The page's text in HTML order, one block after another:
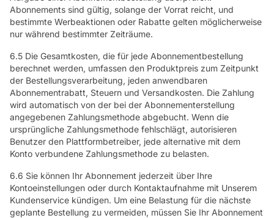
Abonnements sind gültig, solange der Vorrat reicht, und
bestimmte Werbeaktionen oder Rabatte gelten möglicherweise
nur während bestimmter Zeiträume.
6.5 Die Gesamtkosten, die für jede Abonnementbestellung
berechnet werden, umfassen den Produktpreis zum Zeitpunkt
der Bestellungsverarbeitung, jeden anwendbaren
Abonnementrabatt, Steuern und Versandkosten. Die Zahlung
wird automatisch von der bei der Abonnementerstellung
angegebenen Zahlungsmethode abgebucht. Wenn die
ursprüngliche Zahlungsmethode fehlschlägt, autorisieren
Benutzer den Plattformbetreiber, jede alternative mit dem
Konto verbundene Zahlungsmethode zu belasten.
6.6 Sie können Ihr Abonnement jederzeit über Ihre
Kontoeinstellungen oder durch Kontaktaufnahme mit Unserem
Kundenservice kündigen. Um eine Belastung für die nächste
geplante Bestellung zu vermeiden, müssen Sie Ihr Abonnement